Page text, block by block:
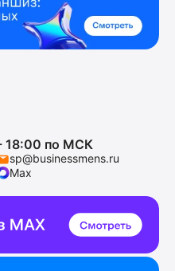
18:00 по МСК
sp@businessmens.ru
Max